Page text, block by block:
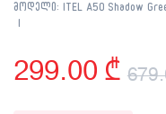
მოდელი: ITEL A50 Shadow
299.00 ₾